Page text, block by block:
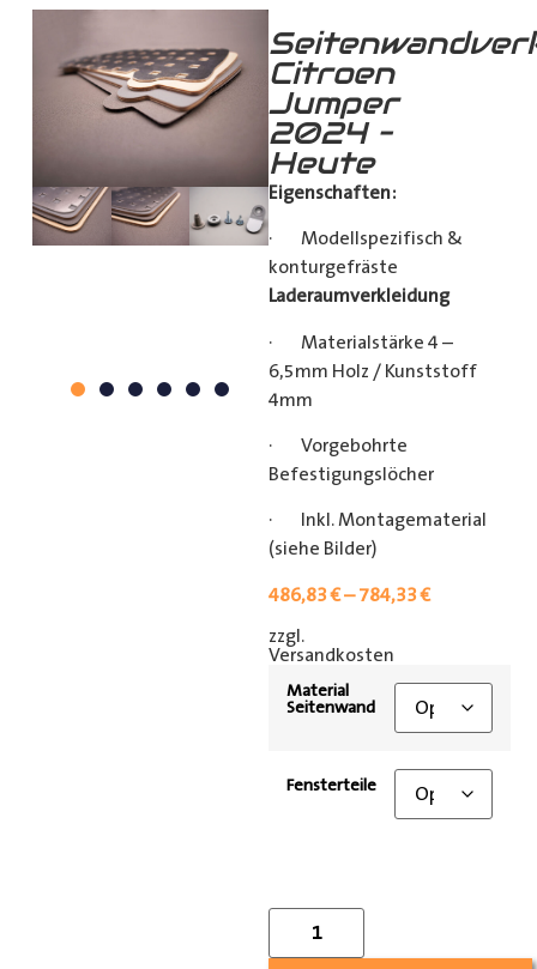
Citroen
Jumper
2024 –
Heute
Eigenschaften:
· Modellspezifisch &
konturgefräste
Laderaumverkleidung
· Materialstärke 4 –
6,5mm Holz / Kunststoff
4mm
· Vorgebohrte
Befestigungslöcher
· Inkl. Montagematerial
(siehe Bilder)
486,83€–784,33€
zzgl.
Versandkosten
Material
Seitenwand
Fensterteile